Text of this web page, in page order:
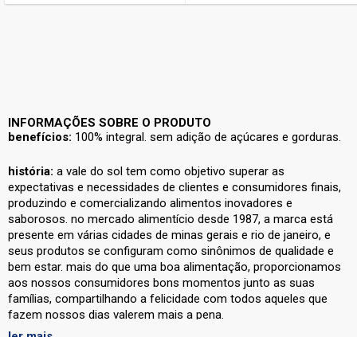
INFORMAÇÕES SOBRE O PRODUTO
benefícios: 100% integral. sem adição de açúcares e gorduras.
história: a vale do sol tem como objetivo superar as
expectativas e necessidades de clientes e consumidores finais,
produzindo e comercializando alimentos inovadores e
saborosos. no mercado alimentício desde 1987, a marca está
presente em várias cidades de minas gerais e rio de janeiro, e
seus produtos se configuram como sinônimos de qualidade e
bem estar. mais do que uma boa alimentação, proporcionamos
aos nossos consumidores bons momentos junto as suas
famílias, compartilhando a felicidade com todos aqueles que
fazem nossos dias valerem mais a pena.